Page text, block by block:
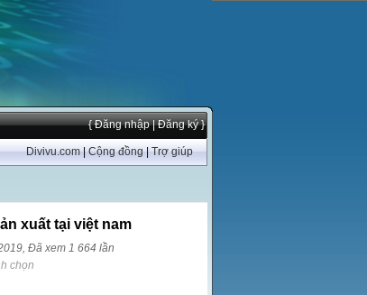
{ Đăng nhập| Đăng ký }
Divivu.com|Cộng đồng|Trợ giúp
xuất tại việt nam
Đã xem 1 664 lần
chọn